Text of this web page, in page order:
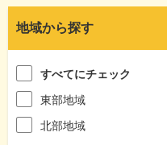
地域から探す
すべてにチェック
東部地域
北部地域